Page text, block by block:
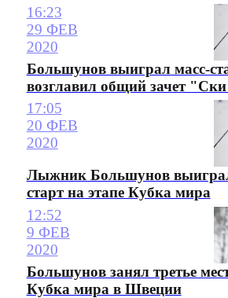
16:23
29 ФЕВ
2020
Большунов выиграл масс-
возглавил общий зачет
17:05
20 ФЕВ
2020
Лыжник Большунов
старт на этапе Кубка мира
12:52
9 ФЕВ
2020
Большунов занял третье
Кубка мира в Швеции